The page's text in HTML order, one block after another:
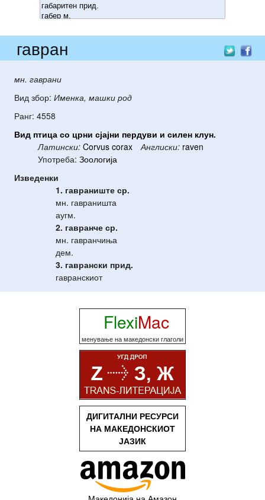
гавран
мн. гаврани
Вид збор: Именка, машки род
Ранг: 4558
Вид птица со црни сјајни пердуви и силен клун.
Латински: Corvus corax Англиски: raven
Употреба: Зоологија
Изведенки
1. гавраниште ср.
мн. гавраништа
аугм.
2. гавранче ср.
мн. гавранчиња
дем.
3. гаврански прид.
гавранскиот
FlexiMac
менување на македонски глаголи
ДИГИТАЛНИ РЕСУРСИ
НА МАКЕДОНСКИОТ
ЈАЗИК